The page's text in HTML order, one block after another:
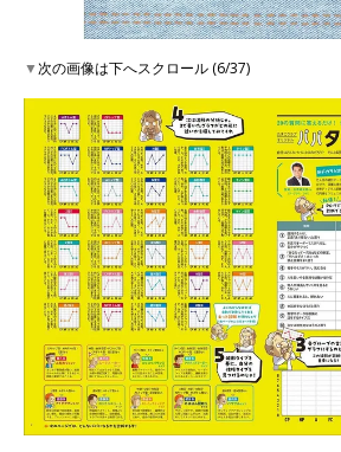
▼次の画像は下へスクロール (6/37)